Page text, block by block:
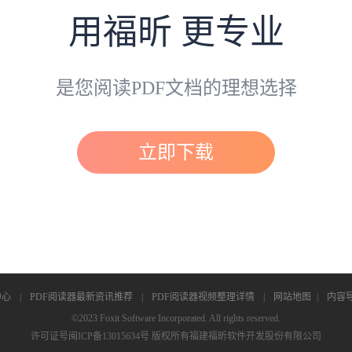
用福昕 更专业
是您阅读PDF文档的理想选择
立即下载
PDF阅读器最新资讯推荐 PDF阅读器视频整理详情 网站地图 内容
©2023 Foxit Software Incorporated. All rights reserved.
许可证号闽ICP备13015634号 版权所有福建福昕软件开发股份有限公司